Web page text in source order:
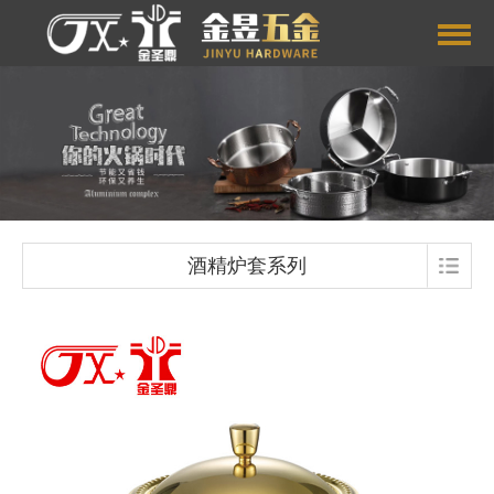
酒精炉套系列